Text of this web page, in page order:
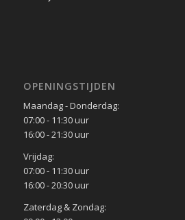
OPENINGSTIJDEN
Maandag - Donderdag:
07:00 - 11:30 uur
16:00 - 21:30 uur
Vrijdag:
07:00 - 11:30 uur
16:00 - 20:30 uur
Zaterdag & Zondag: